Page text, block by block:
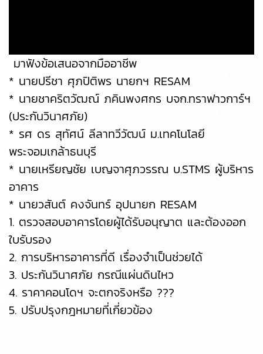
มาฟังข้อเสนอจากมืออาชีพ
* นายปรีชา ศุภปิติพร นายกฯ RESAM
* นายชาคริตวัฒณ์ ภคินพงศกร บจก.ทราฟาวการ์ฯ
(ประกันวินาศภัย)
* รศ ดร สุทัศน์ ลีลาทวีวัฒน์ ม.เทคโนโลยี
พระจอมเกล้าธนบุรี
* นายเหรียญชัย เบญจาศุภวรรณ บ.STMS ผู้บริหาร
อาคาร
* นายวสันต์ คงจันทร์ อุปนายก RESAM
1. ตรวจสอบอาคารโดยผู้ได้รับอนุญาต และต้องออก
ใบรับรอง
2. การบริหารอาคารที่ดี เรื่องจำเป็นช่วยได้
3. ประกันวินาศภัย กรณีแผ่นดินไหว
4. ราคาคอนโดฯ จะตกจริงหรือ ???
5. ปรับปรุงกฎหมายที่เกี่ยวข้อง